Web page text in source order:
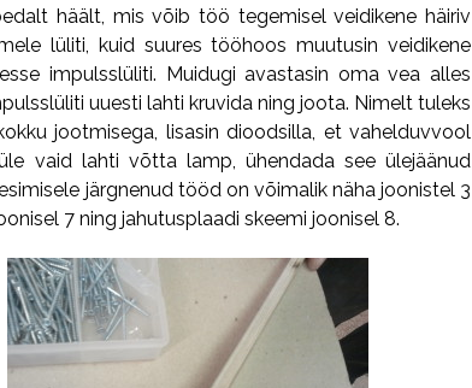
häält, mis võib töö tegemisel veidikene häiriv
lüliti, kuid suures tööhoos muutusin veidikene
impulsslüliti. Muidugi avastasin oma vea alles
uuesti lahti kruvida ning joota. Nimelt tuleks
jootmisega, lisasin dioodsilla, et vahelduvvool
vaid lahti võtta lamp, ühendada see ülejäänud
järgnenud tööd on võimalik näha joonistel 3
7 ning jahutusplaadi skeemi joonisel 8.